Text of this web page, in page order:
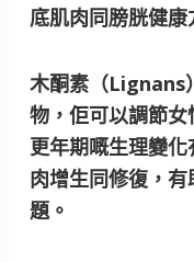
底肌肉同膀胱健康
木酮素（Lignans
物，佢可以調節
更年期嘅生理變
肉增生同修復，
題。